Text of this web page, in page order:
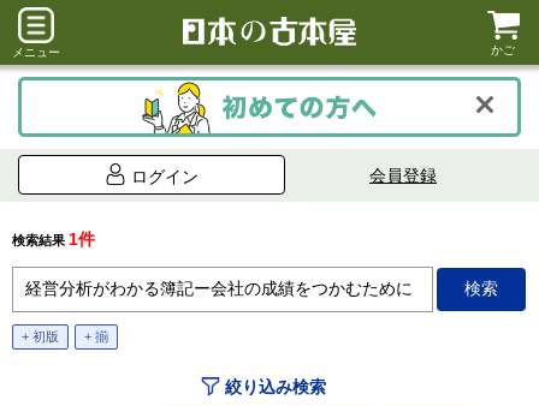
メニュー かご
ログイン 会員登録
検索結果 1件
+ 初版 + 揃
絞り込み検索